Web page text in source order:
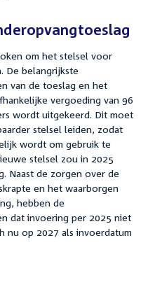
om het stelsel voor
De belangrijkste
van de toeslag en het
vergoeding van 96
wordt uitgekeerd. Dit moet
stelsel leiden, zodat
wordt om gebruik te
stelsel zou in 2025
Naast de zorgen over de
en het waarborgen
hebben de
dat invoering per 2025 niet
nu op 2027 als invoerdatum